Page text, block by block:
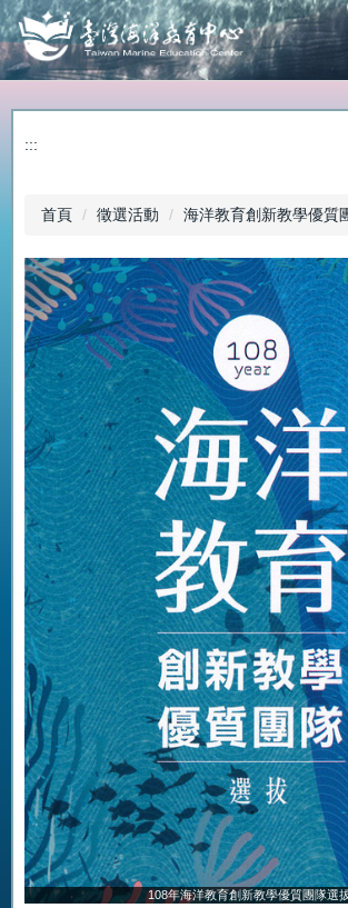
跳
到
主
要
內
:::
首頁 徵選活動 海洋教育創新教學優質
108年海洋教育創新教學優質團隊選